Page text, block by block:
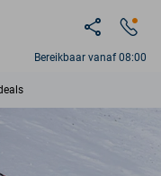
Bereikbaar vanaf 08:00